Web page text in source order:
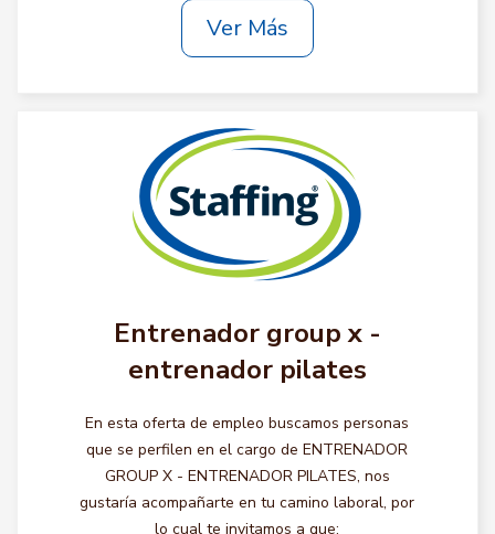
Ver Más
Entrenador group x -
entrenador pilates
En esta oferta de empleo buscamos personas
que se perfilen en el cargo de ENTRENADOR
GROUP X - ENTRENADOR PILATES, nos
gustaría acompañarte en tu camino laboral, por
lo cual te invitamos a que: